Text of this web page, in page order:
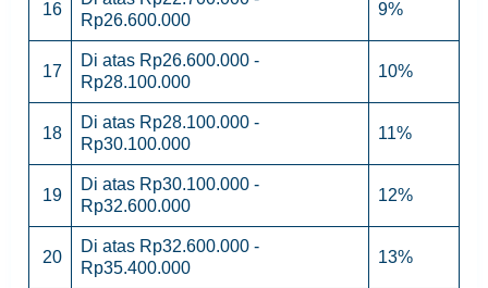
16
Rp26.600.000
9%
17
Di atas Rp26.600.000 -
Rp28.100.000
10%
18
Di atas Rp28.100.000 -
Rp30.100.000
11%
19
Di atas Rp30.100.000 -
Rp32.600.000
12%
20
Di atas Rp32.600.000 -
Rp35.400.000
13%